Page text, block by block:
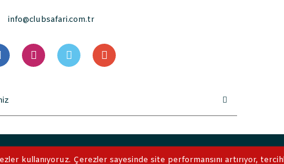
kullanıyoruz. Çerezler sayesinde site performansını artırıyor,
info@clubsafari.com.tr